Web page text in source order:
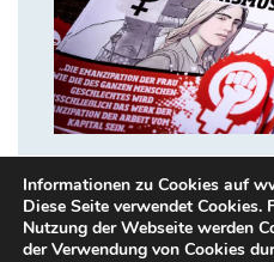
Informationen zu Cookies auf
Diese Seite verwendet Cookies.
Nutzung der Webseite werden
der Verwendung von Cookies